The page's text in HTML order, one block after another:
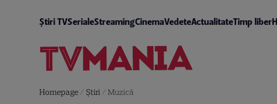
Știri TVSerialeStreamingCinemaVedeteActualitateTimp liber
Homepage/ Știri/ Muzică